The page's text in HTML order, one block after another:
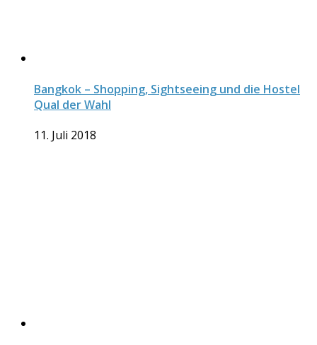
Bangkok – Shopping, Sightseeing und die Hostel
Qual der Wahl
11. Juli 2018